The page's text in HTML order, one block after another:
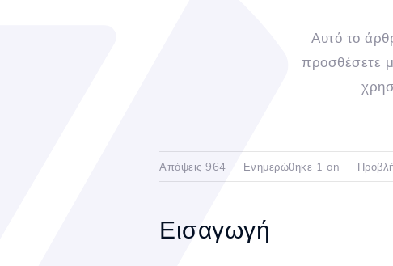
Αυτό το
προσθέσετε
Απόψεις 964 Ενημερώθηκε 1 an
Εισαγωγή